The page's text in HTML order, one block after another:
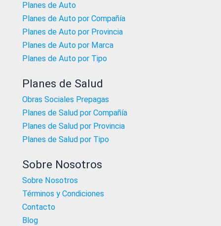
Planes de Auto
Planes de Auto por Compañía
Planes de Auto por Provincia
Planes de Auto por Marca
Planes de Auto por Tipo
Planes de Salud
Obras Sociales Prepagas
Planes de Salud por Compañía
Planes de Salud por Provincia
Planes de Salud por Tipo
Sobre Nosotros
Sobre Nosotros
Términos y Condiciones
Contacto
Blog